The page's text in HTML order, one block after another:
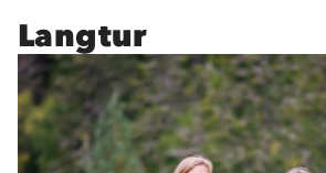
Langtur